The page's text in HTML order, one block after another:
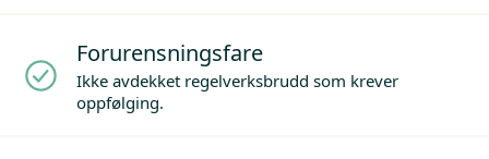
Forurensningsfare
Ikke avdekket regelverksbrudd som krever
oppfølging.